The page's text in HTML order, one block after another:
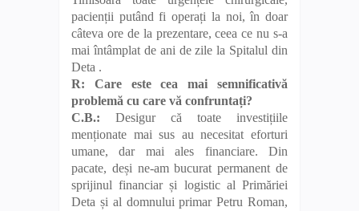
pacienții putând fi operați la noi, în doar
câteva ore de la prezentare, ceea ce nu s-a
mai întâmplat de ani de zile la Spitalul din
Deta .
R: Care este cea mai semnificativă
problemă cu care vă confruntați?
C.B.: Desigur că toate investițiile
menționate mai sus au necesitat eforturi
umane, dar mai ales financiare. Din
pacate, deși ne-am bucurat permanent de
sprijinul financiar și logistic al Primăriei
Deta și al domnului primar Petru Roman,